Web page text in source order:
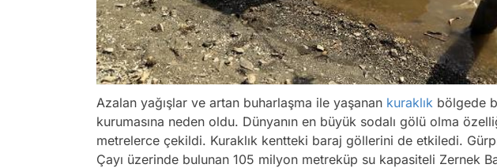
Azalan yağışlar ve artan buharlaşma ile yaşanan kuraklık bölgede
kurumasına neden oldu. Dünyanın en büyük sodalı gölü olma
metrelerce çekildi. Kuraklık kentteki baraj göllerini de etkiledi.
Çayı üzerinde bulunan 105 milyon metreküp su kapasiteli Zernek